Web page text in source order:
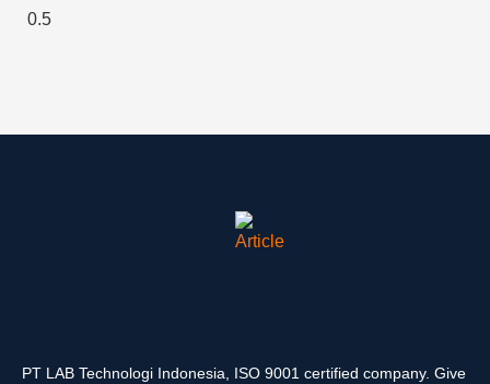
PT LAB Technologi Indonesia, ISO 9001 certified company. Give